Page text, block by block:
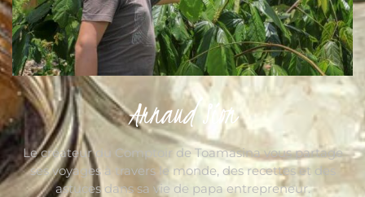
Arnaud Sion
Le créateur du Comptoir de Toamasina vous partage
ses voyages à travers le monde, des recettes et des
astuces dans sa vie de papa entrepreneur.